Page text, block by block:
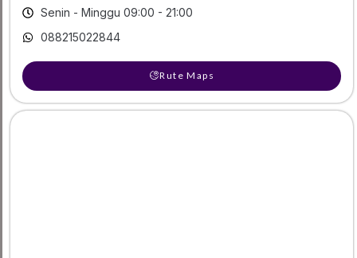
Senin - Minggu 09:00 - 21:00
088215022844
Rute Maps